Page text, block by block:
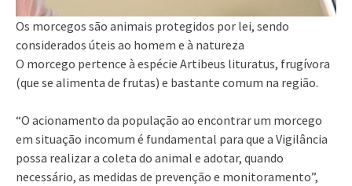
Os morcegos são animais protegidos por lei, sendo
considerados úteis ao homem e à natureza
O morcego pertence à espécie Artibeus lituratus, frugívora
(que se alimenta de frutas) e bastante comum na região.
“O acionamento da população ao encontrar um morcego
em situação incomum é fundamental para que a Vigilância
possa realizar a coleta do animal e adotar, quando
necessário, as medidas de prevenção e monitoramento”,